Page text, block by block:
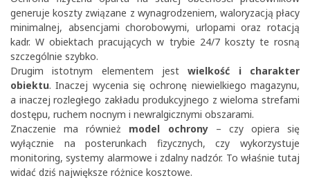
generuje koszty związane z wynagrodzeniem, waloryzacją płacy
minimalnej, absencjami chorobowymi, urlopami oraz rotacją
kadr. W obiektach pracujących w trybie 24/7 koszty te rosną
szczególnie szybko.
Drugim istotnym elementem jestwielkość i charakter
obiektu. Inaczej wycenia się ochronę niewielkiego magazynu,
a inaczej rozległego zakładu produkcyjnego z wieloma strefami
dostępu, ruchem nocnym i newralgicznymi obszarami.
Znaczenie ma również model ochrony– czy opiera się
wyłącznie na posterunkach fizycznych, czy wykorzystuje
monitoring, systemy alarmowe i zdalny nadzór. To właśnie tutaj
widać dziś największe różnice kosztowe.